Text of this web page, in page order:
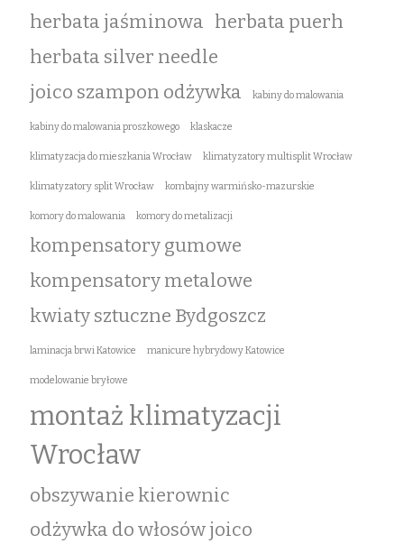
herbata jaśminowa herbata puerh
herbata silver needle
joico szampon odżywka
kabiny do malowania
kabiny do malowania proszkowego klaskacze
klimatyzacja do mieszkania Wrocław klimatyzatory multisplit Wrocław
klimatyzatory split Wrocław kombajny warmińsko-mazurskie
komory do malowania komory do metalizacji
kompensatory gumowe
kompensatory metalowe
kwiaty sztuczne Bydgoszcz
laminacja brwi Katowice manicure hybrydowy Katowice
modelowanie bryłowe
montaż klimatyzacji
Wrocław
obszywanie kierownic
odżywka do włosów joico